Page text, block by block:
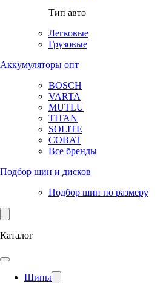
Тип авто
Легковые
Грузовые
Аккумуляторы опт
BOSCH
VARTA
MUTLU
TITAN
SOLITE
COBAT
Все бренды
Подбор шин и дисков
Подбор шин по размеру
Каталог
Шины